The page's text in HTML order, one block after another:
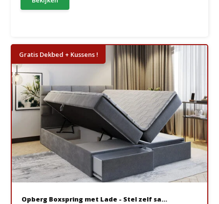
Gratis Dekbed + Kussens !
Opberg Boxspring met Lade - Stel zelf sa...